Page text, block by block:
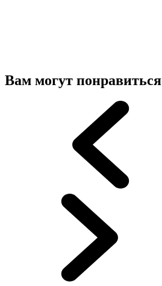
Вам могут понравиться